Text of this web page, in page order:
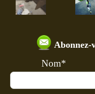
Abonnez-
Nom*